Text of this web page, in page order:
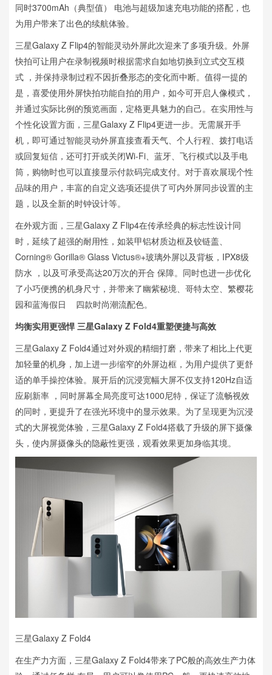
同时3700mAh（典型值） 电池与超级加速充电功能的搭配，也
为用户带来了出色的续航体验。
三星Galaxy Z Flip4的智能灵动外屏此次迎来了多项升级。外屏
快拍可让用户在录制视频时根据需求自如地切换到立式交互模
式 ，并保持录制过程不因折叠形态的变化而中断。值得一提的
是，喜爱使用外屏快拍功能自拍的用户，如今可开启人像模式，
并通过实际比例的预览画面，定格更具魅力的自己。在实用性与
个性化设置方面，三星Galaxy Z Flip4更进一步。无需展开手
机，即可通过智能灵动外屏直接查看天气、个人行程、拨打电话
或回复短信，还可打开或关闭Wi-Fi、蓝牙、飞行模式以及手电
筒，购物时也可以直接显示付款码完成支付。对于喜欢展现个性
品味的用户，丰富的自定义选项还提供了可内外屏同步设置的主
题，以及全新的时钟设计等。
在外观方面，三星Galaxy Z Flip4在传承经典的标志性设计同
时，延续了超强的耐用性，如装甲铝材质边框及铰链盖、
Corning® Gorilla® Glass Victus®+玻璃外屏以及背板，IPX8级
防水 ，以及可承受高达20万次的开合 保障。同时也进一步优化
了小巧便携的机身尺寸，并带来了幽紫秘境、哥特太空、繁樱花
园和蓝海假日 四款时尚潮流配色。
均衡实用更强悍 三星Galaxy Z Fold4重塑便捷与高效
三星Galaxy Z Fold4通过对外观的精细打磨，带来了相比上代更
加轻量的机身，加上进一步缩窄的外屏边框，为用户提供了更舒
适的单手操控体验。展开后的沉浸宽幅大屏不仅支持120Hz自适
应刷新率 ，同时屏幕全局亮度可达1000尼特，保证了流畅视效
的同时，更提升了在强光环境中的显示效果。为了呈现更为沉浸
式的大屏视觉体验，三星Galaxy Z Fold4搭载了升级的屏下摄像
头，使内屏摄像头的隐蔽性更强，观看效果更加身临其境。
三星Galaxy Z Fold4
在生产力方面，三星Galaxy Z Fold4带来了PC般的高效生产力体